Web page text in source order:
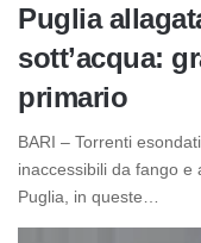
Puglia
sott’acqua:
primario
BARI – Torrenti
inaccessibili da fango e
Puglia, in queste…